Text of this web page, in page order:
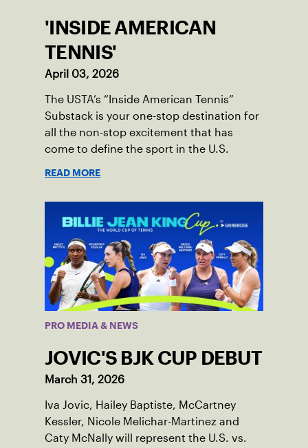
'INSIDE AMERICAN
TENNIS'
April 03, 2026
The USTA’s “Inside American Tennis”
Substack is your one-stop destination for
all the non-stop excitement that has
come to define the sport in the U.S.
READ MORE
PRO MEDIA & NEWS
JOVIC'S BJK CUP DEBUT
March 31, 2026
Iva Jovic, Hailey Baptiste, McCartney
Kessler, Nicole Melichar-Martinez and
Caty McNally will represent the U.S. vs.